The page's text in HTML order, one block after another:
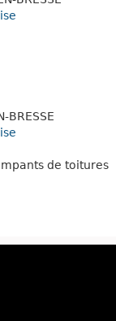
BRESSE
de toitures